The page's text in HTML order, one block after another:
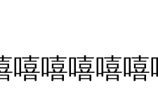
嘻嘻嘻嘻